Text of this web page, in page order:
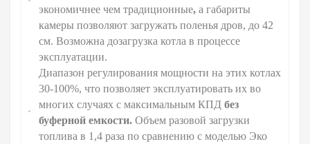
экономичнее чем традиционные, а габариты
камеры позволяют загружать поленья дров, до 42
см. Возможна дозагрузка котла в процессе
эксплуатации.
Диапазон регулирования мощности на этих котлах
30-100%, что позволяет эксплуатировать их во
многих случаях с максимальным КПД без
буферной емкости. Объем разовой загрузки
топлива в 1,4 раза по сравнению с моделью Эко